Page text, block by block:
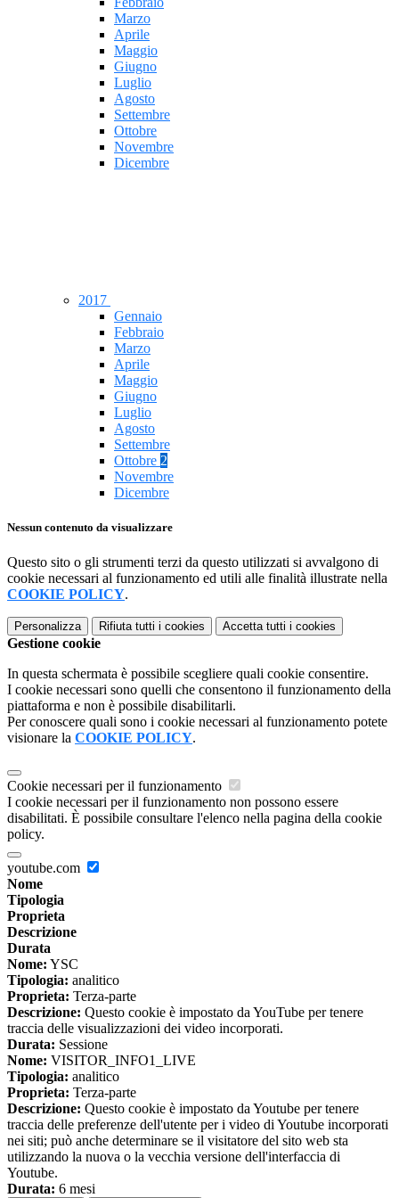
Marzo
Aprile
Maggio
Giugno
Luglio
Agosto
Settembre
Ottobre
Novembre
Dicembre
2017
Gennaio
Febbraio
Marzo
Aprile
Maggio
Giugno
Luglio
Agosto
Settembre
Ottobre 2
Novembre
Dicembre
Nessun contenuto da visualizzare
Questo sito o gli strumenti terzi da questo utilizzati si avvalgono di
cookie necessari al funzionamento ed utili alle finalità illustrate nella
COOKIE POLICY.
Personalizza Rifiuta tutti i cookies Accetta tutti i cookies
Gestione cookie
In questa schermata è possibile scegliere quali cookie consentire.
I cookie necessari sono quelli che consentono il funzionamento della
piattaforma e non è possibile disabilitarli.
Per conoscere quali sono i cookie necessari al funzionamento potete
visionare la COOKIE POLICY.
Cookie necessari per il funzionamento
I cookie necessari per il funzionamento non possono essere
disabilitati. È possibile consultare l'elenco nella pagina della cookie
policy.
youtube.com
Nome
Tipologia
Proprieta
Descrizione
Durata
Nome: YSC
Tipologia: analitico
Proprieta: Terza-parte
Descrizione: Questo cookie è impostato da YouTube per tenere
traccia delle visualizzazioni dei video incorporati.
Durata: Sessione
Nome: VISITOR_INFO1_LIVE
Tipologia: analitico
Proprieta: Terza-parte
Descrizione: Questo cookie è impostato da Youtube per tenere
traccia delle preferenze dell'utente per i video di Youtube incorporati
nei siti; può anche determinare se il visitatore del sito web sta
utilizzando la nuova o la vecchia versione dell'interfaccia di
Youtube.
Durata: 6 mesi